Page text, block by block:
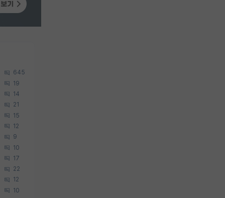
645
19
14
21
15
12
9
10
17
22
12
10